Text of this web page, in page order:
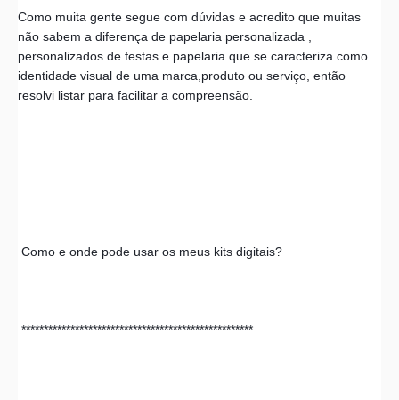
Como muita gente segue com dúvidas e acredito que muitas
não sabem a diferença de papelaria personalizada ,
personalizados de festas e papelaria que se caracteriza como
identidade visual de uma marca,produto ou serviço, então
resolvi listar para facilitar a compreensão.
Como e onde pode usar os meus kits digitais?
****************************************************